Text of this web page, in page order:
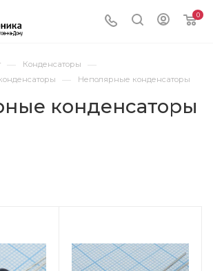
0
— Конденсаторы —
— Неполярные конденсаторы
конденсаторы